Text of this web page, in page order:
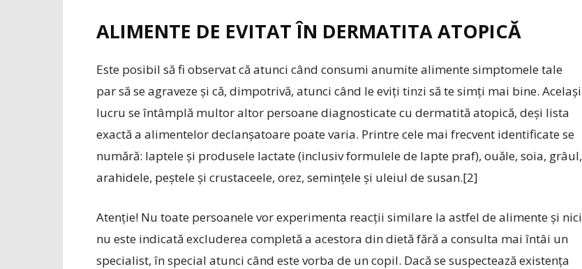
ALIMENTE DE EVITAT ÎN DERMATITA ATOPICĂ
Este posibil să fi observat că atunci când consumi anumite alimente simptomele tale
par să se agraveze și că, dimpotrivă, atunci când le eviți tinzi să te simți mai bine. Același
lucru se întâmplă multor altor persoane diagnosticate cu dermatită atopică, deși lista
exactă a alimentelor declanșatoare poate varia. Printre cele mai frecvent identificate se
numără: laptele și produsele lactate (inclusiv formulele de lapte praf), ouăle, soia, grâul,
arahidele, peștele și crustaceele, orez, semințele și uleiul de susan.[2]
Atenție! Nu toate persoanele vor experimenta reacții similare la astfel de alimente și nici
nu este indicată excluderea completă a acestora din dietă fără a consulta mai întâi un
specialist, în special atunci când este vorba de un copil. Dacă se suspectează existența